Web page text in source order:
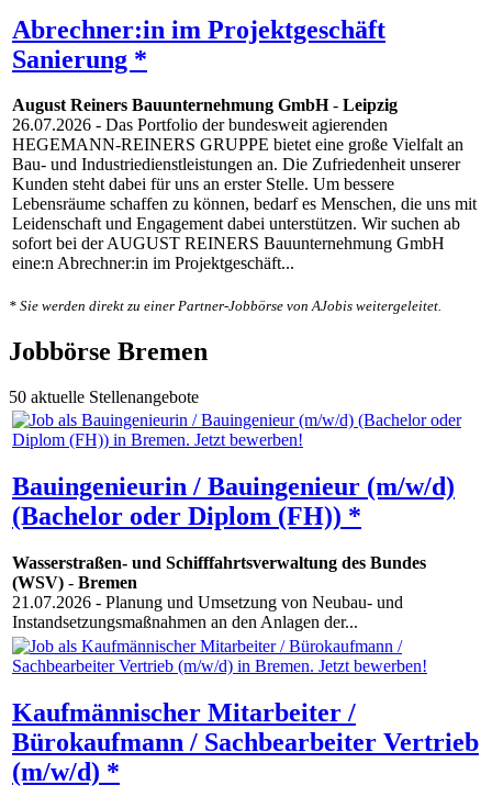
Abrechner:in im Projektgeschäft
Sanierung *
August Reiners Bauunternehmung GmbH- Leipzig
26.07.2026 - Das Portfolio der bundesweit agierenden
HEGEMANN-REINERS GRUPPE bietet eine große Vielfalt an
Bau- und Industriedienstleistungen an. Die Zufriedenheit unserer
Kunden steht dabei für uns an erster Stelle. Um bessere
Lebensräume schaffen zu können, bedarf es Menschen, die uns mit
Leidenschaft und Engagement dabei unterstützen. Wir suchen ab
sofort bei der AUGUST REINERS Bauunternehmung GmbH
eine:n Abrechner:in im Projektgeschäft...
* Sie werden direkt zu einer Partner-Jobbörse von AJobis weitergeleitet.
Jobbörse Bremen
50 aktuelle Stellenangebote
Bauingenieurin / Bauingenieur (m/w/d)
(Bachelor oder Diplom (FH)) *
Wasserstraßen- und Schifffahrtsverwaltung des Bundes
(WSV) - Bremen
21.07.2026 - Planung und Umsetzung von Neubau- und
Instandsetzungsmaßnahmen an den Anlagen der...
Kaufmännischer Mitarbeiter /
Bürokaufmann / Sachbearbeiter Vertrieb
(m/w/d) *